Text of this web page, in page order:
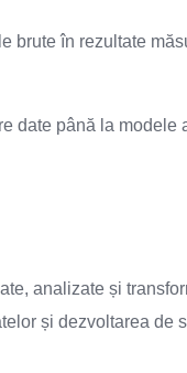
brute în rezultate
date până la modele
analizate și
și dezvoltarea de